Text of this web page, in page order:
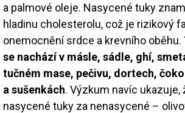
a palmové oleje. Nasycené tuky
hladinu cholesterolu, což je rizikový
onemocnění srdce a krevního oběhu.
se nachází v másle, sádle, ghí,
tučném mase, pečivu, dortech,
a sušenkách. Výzkum navíc
nasycené tuky za nenasycené –